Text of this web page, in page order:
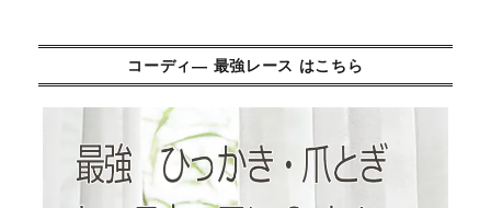
コーディ― 最強レース はこちら